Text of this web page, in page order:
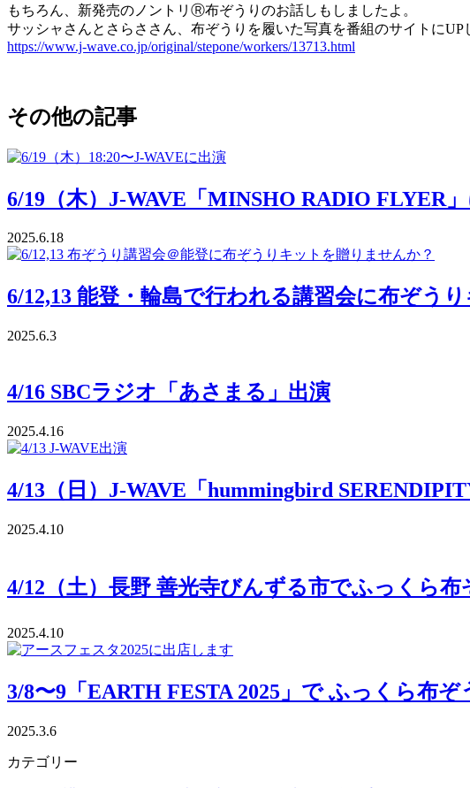
もちろん、新発売のノントリⓇ布ぞうりのお話しもしましたよ。
サッシャさんとさらささん、布ぞうりを履いた写真を番組のサイトに
https://www.j-wave.co.jp/original/stepone/workers/13713.html
その他の記事
6/19（木）J-WAVE「MINSHO RADIO FLYER」
2025.6.18
6/12,13 能登・輪島で行われる講習会に布ぞう
2025.6.3
4/16 SBCラジオ「あさまる」出演
2025.4.16
4/13（日）J-WAVE「hummingbird
2025.4.10
4/12（土）長野 善光寺びんずる市でふっくら
2025.4.10
3/8〜9「EARTH FESTA 2025」で ふっくら布
2025.3.6
カテゴリー